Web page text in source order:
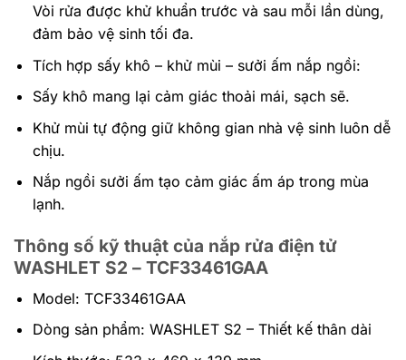
Vòi rửa được khử khuẩn trước và sau mỗi lần dùng,
đảm bảo vệ sinh tối đa.
Tích hợp sấy khô – khử mùi – sưởi ấm nắp ngồi:
Sấy khô mang lại cảm giác thoải mái, sạch sẽ.
Khử mùi tự động giữ không gian nhà vệ sinh luôn dễ
chịu.
Nắp ngồi sưởi ấm tạo cảm giác ấm áp trong mùa
lạnh.
Thông số kỹ thuật của nắp rửa điện tử
WASHLET S2 – TCF33461GAA
Model: TCF33461GAA
Dòng sản phẩm: WASHLET S2 – Thiết kế thân dài